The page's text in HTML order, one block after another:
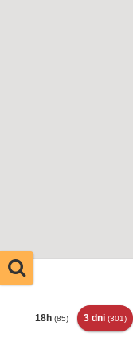
18h (85) 3 dni (301)